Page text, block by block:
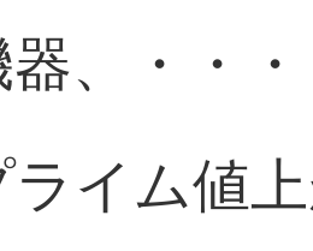
、・・・
ライム値